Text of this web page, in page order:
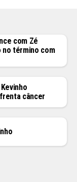
com Zé
no término com
câncer